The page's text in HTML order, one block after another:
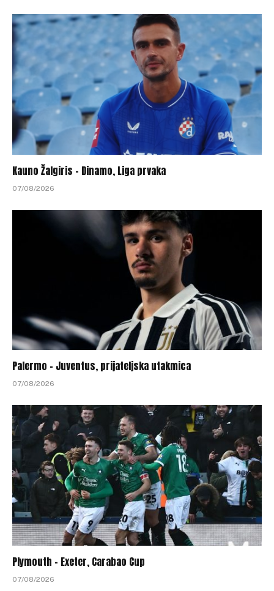
Kauno Žalgiris – Dinamo, Liga prvaka
07/08/2026
Palermo – Juventus, prijateljska utakmica
07/08/2026
Plymouth – Exeter, Carabao Cup
07/08/2026